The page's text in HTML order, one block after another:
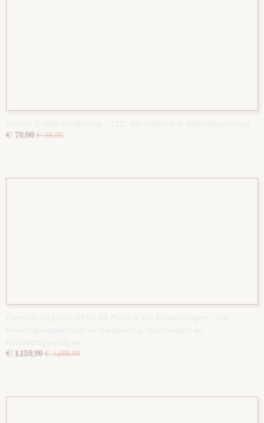
Satura 3-Wiel Kinderstep – LED, Verstelbaar & Balansbesturing
€ 79,00 € 89,00
Familidoo LIDOO STAR BB PLUS 4-zits Kinderwagen – Dé
Meerlingwagen voor Kinderopvang, Gastouders en
Kinderdagverblijven
€ 1.159,99 € 1.299,99